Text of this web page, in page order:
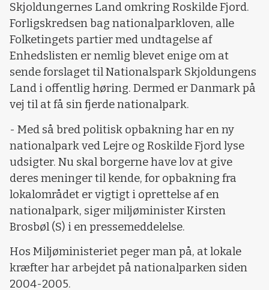
Skjoldungernes Land omkring Roskilde Fjord.
Forligskredsen bag nationalparkloven, alle
Folketingets partier med undtagelse af
Enhedslisten er nemlig blevet enige om at
sende forslaget til Nationalspark Skjoldungens
Land i offentlig høring. Dermed er Danmark på
vej til at få sin fjerde nationalpark.
- Med så bred politisk opbakning har en ny
nationalpark ved Lejre og Roskilde Fjord lyse
udsigter. Nu skal borgerne have lov at give
deres meninger til kende, for opbakning fra
lokalområdet er vigtigt i oprettelse af en
nationalpark, siger miljøminister Kirsten
Brosbøl (S) i en pressemeddelelse.
Hos Miljøministeriet peger man på, at lokale
kræfter har arbejdet på nationalparken siden
2004-2005.